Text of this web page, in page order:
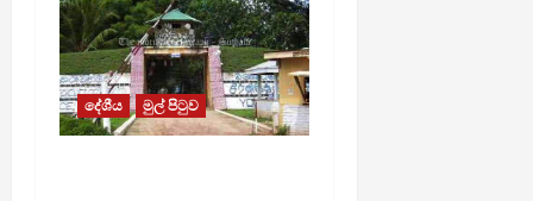
දේශීය මුල් පිටුව